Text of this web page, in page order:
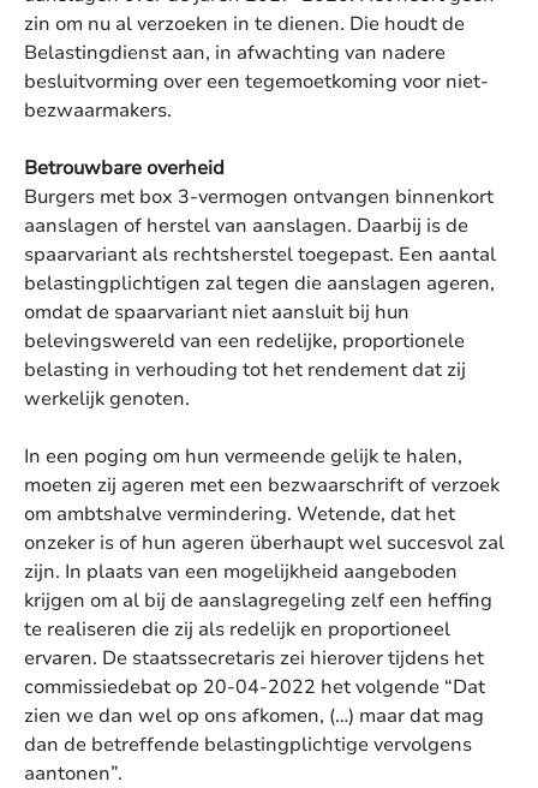
zin om nu al verzoeken in te dienen. Die houdt de
Belastingdienst aan, in afwachting van nadere
besluitvorming over een tegemoetkoming voor niet-
bezwaarmakers.
Betrouwbare overheid
Burgers met box 3-vermogen ontvangen binnenkort
aanslagen of herstel van aanslagen. Daarbij is de
spaarvariant als rechtsherstel toegepast. Een aantal
belastingplichtigen zal tegen die aanslagen ageren,
omdat de spaarvariant niet aansluit bij hun
belevingswereld van een redelijke, proportionele
belasting in verhouding tot het rendement dat zij
werkelijk genoten.
In een poging om hun vermeende gelijk te halen,
moeten zij ageren met een bezwaarschrift of verzoek
om ambtshalve vermindering. Wetende, dat het
onzeker is of hun ageren überhaupt wel succesvol zal
zijn. In plaats van een mogelijkheid aangeboden
krijgen om al bij de aanslagregeling zelf een heffing
te realiseren die zij als redelijk en proportioneel
ervaren. De staatssecretaris zei hierover tijdens het
commissiedebat op 20-04-2022 het volgende “Dat
zien we dan wel op ons afkomen, (…) maar dat mag
dan de betreffende belastingplichtige vervolgens
aantonen”.